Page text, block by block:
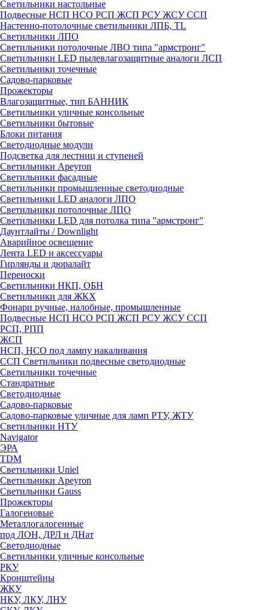
Светильники настольные
Подвесные НСП НСО РСП ЖСП РСУ ЖСУ ССП
Настенно-потолочные светильники ЛПБ, TL
Светильники ЛПО
Светильники потолочные ЛВО типа "армстронг"
Светильники LED пылевлагозащитные аналоги ЛСП
Светильники точечные
Садово-парковые
Прожекторы
Влагозащитные, тип БАННИК
Светильники уличные консольные
Светильники бытовые
Блоки питания
Светодиодные модули
Подсветка для лестниц и ступеней
Светильники Apeyron
Светильники фасадные
Светильники промышленные светодиодные
Светильники LED аналоги ЛПО
Светильники потолочные ЛПО
Светильники LED для потолка типа "армстронг"
Даунтлайты / Downlight
Аварийное освещение
Лента LED и аксессуары
Гирлянды и дюралайт
Переноски
Светильники НКП, ОБН
Светильники для ЖКХ
Фонари ручные, налобные, промышленные
Подвесные НСП НСО РСП ЖСП РСУ ЖСУ ССП
РСП, РПП
ЖСП
НСП, НСО под лампу накаливания
ССП Светильники подвесные светодиодные
Светильники точечные
Стандратные
Светодиодные
Садово-парковые
Садово-парковые уличные для ламп РТУ, ЖТУ
Светильники НТУ
Navigator
ЭРА
TDM
Светильники Uniel
Светильники Apeyron
Светильники Gauss
Прожекторы
Галогеновые
Металлогалогенные
под ЛОН, ДРЛ и ДНат
Светодиодные
Светильники уличные консольные
РКУ
Кронштейны
ЖКУ
НКУ, ЛКУ, ЛНУ